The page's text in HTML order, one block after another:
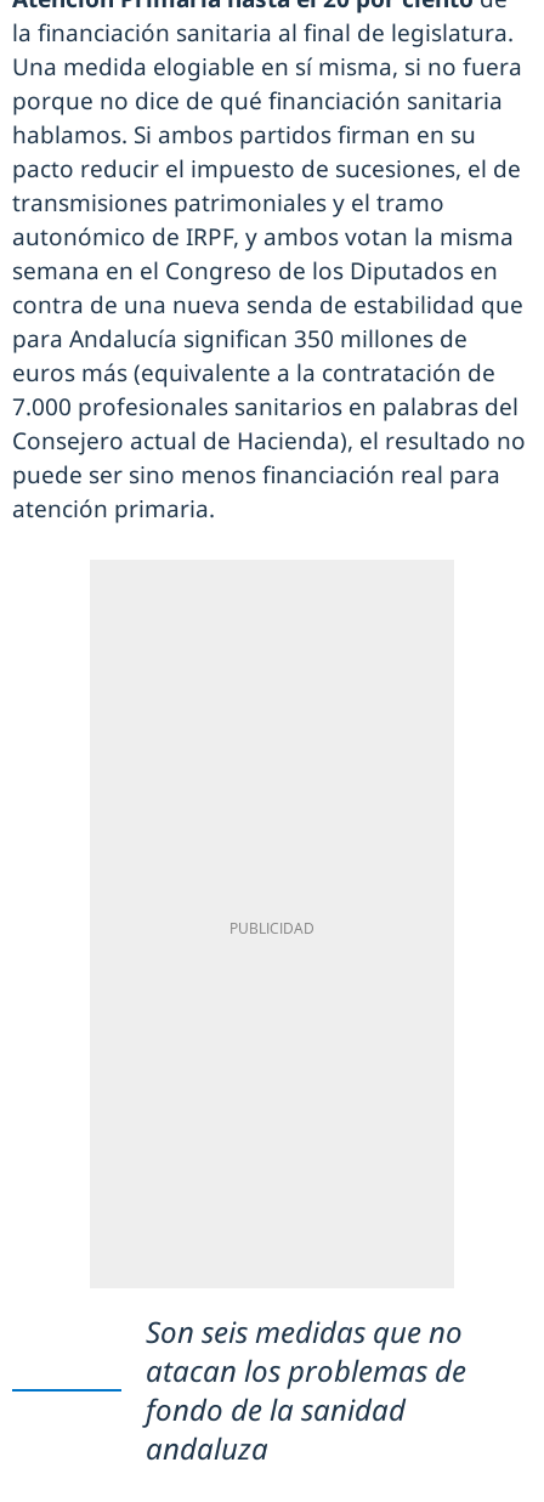
la financiación sanitaria al final de legislatura.
Una medida elogiable en sí misma, si no fuera
porque no dice de qué financiación sanitaria
hablamos. Si ambos partidos firman en su
pacto reducir el impuesto de sucesiones, el de
transmisiones patrimoniales y el tramo
autonómico de IRPF, y ambos votan la misma
semana en el Congreso de los Diputados en
contra de una nueva senda de estabilidad que
para Andalucía significan 350 millones de
euros más (equivalente a la contratación de
7.000 profesionales sanitarios en palabras del
Consejero actual de Hacienda), el resultado no
puede ser sino menos financiación real para
atención primaria.
Son seis medidas que no
atacan los problemas de
fondo de la sanidad
andaluza